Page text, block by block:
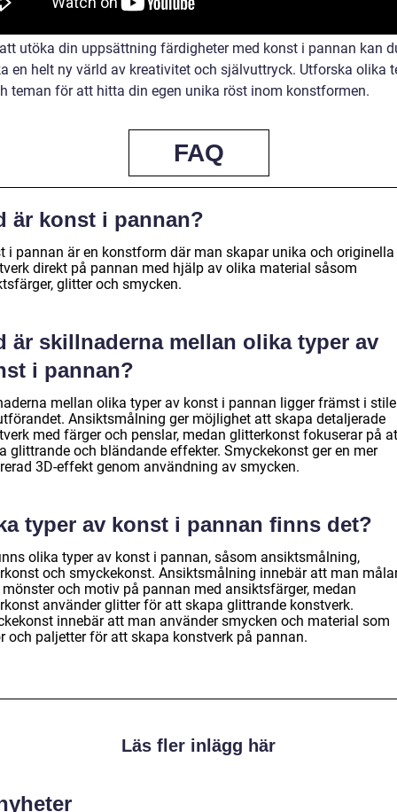
utöka din uppsättning färdigheter med konst i pannan kan
en helt ny värld av kreativitet och självuttryck. Utforska olika
teman för att hitta din egen unika röst inom konstformen.
FAQ
är konst i pannan?
i pannan är en konstform där man skapar unika och originella
direkt på pannan med hjälp av olika material såsom
glitter och smycken.
är skillnaderna mellan olika typer av
i pannan?
mellan olika typer av konst i pannan ligger främst i
Ansiktsmålning ger möjlighet att skapa detaljerade
med färger och penslar, medan glitterkonst fokuserar på
glittrande och bländande effekter. Smyckekonst ger en mer
3D-effekt genom användning av smycken.
typer av konst i pannan finns det?
olika typer av konst i pannan, såsom ansiktsmålning,
och smyckekonst. Ansiktsmålning innebär att man
och motiv på pannan med ansiktsfärger, medan
använder glitter för att skapa glittrande konstverk.
innebär att man använder smycken och material som
och paljetter för att skapa konstverk på pannan.
Läs fler inlägg här